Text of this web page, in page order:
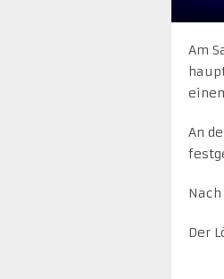
Am
An
Der